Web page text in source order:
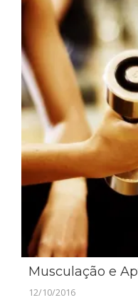
Musculação e
12/10/2016